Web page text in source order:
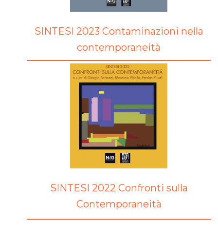
SINTESI 2023 Contaminazioni nella
contemporaneità
SINTESI 2022 Confronti sulla
Contemporaneità